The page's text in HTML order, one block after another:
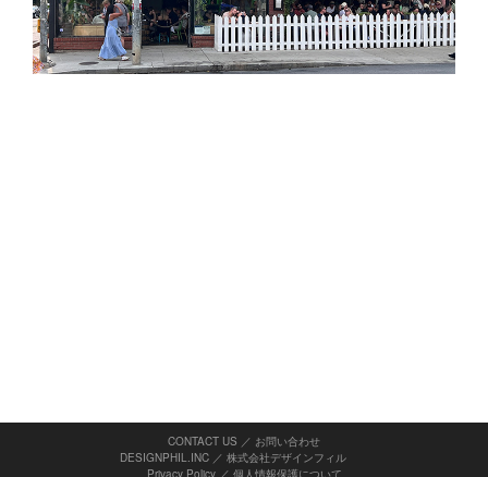
CONTACT US ／ お問い合わせ
DESIGNPHIL.INC ／ 株式会社デザインフィル
Privacy Policy／ 個人情報保護について